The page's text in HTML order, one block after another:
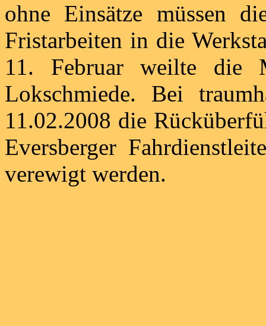
ohne Einsätze müssen
Fristarbeiten in die
11. Februar weilte die
Lokschmiede. Bei
11.02.2008 die
Eversberger
verewigt werden.